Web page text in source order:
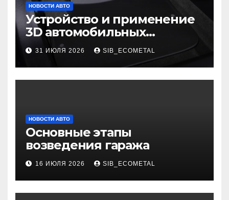
НОВОСТИ АВТО
Устройство и применение
3D автомобильных
ковриков
31 ИЮЛЯ 2026 SIB_ECOMETAL
НОВОСТИ АВТО
Основные этапы
возведения гаража
16 ИЮЛЯ 2026 SIB_ECOMETAL